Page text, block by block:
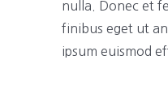
nulla. Donec et
finibus eget ut
ipsum euismod